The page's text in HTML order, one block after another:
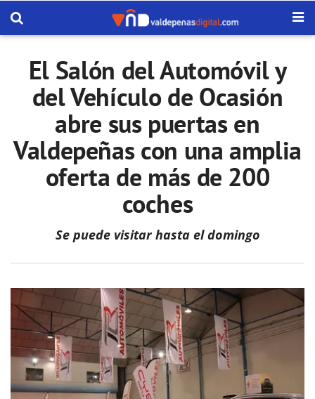
El Salón del Automóvil y
del Vehículo de Ocasión
abre sus puertas en
Valdepeñas con una amplia
oferta de más de 200
coches
Se puede visitar hasta el domingo